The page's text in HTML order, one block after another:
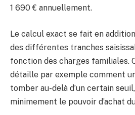
1 690 € annuellement.
Le calcul exact se fait en
des différentes tranches
fonction des charges familiales.
détaille par exemple comment
tomber au-delà d’un certain
minimement le pouvoir d’achat